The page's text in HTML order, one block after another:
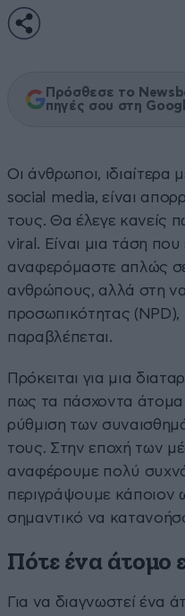
Πρόσθεσε το
πηγές σου στη
Οι άνθρωποι, ιδιαίτερα
social media, είναι
τους. Θα έλεγε κανείς
viral. Είναι μια τάση
αναφερόμαστε απλώς σε
ανθρώπους, αλλά στη
προσωπικότητας
παραβλέπεται.
Πρόκειται για μια
πως τα πάσχοντα άτομα
ρύθμιση των
τους. Στην εποχή των
αναφέρουμε πολύ συχνά
περιγράψουμε κάποιον
σημαντικό να
Πότε ένα άτομο
Για να διαγνωστεί ένα